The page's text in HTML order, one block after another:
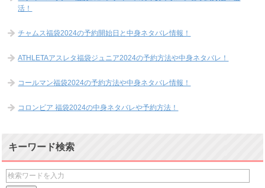
活！
チャムス福袋2024の予約開始日と中身ネタバレ情報！
ATHLETAアスレタ福袋ジュニア2024の予約方法や中身ネタバレ！
コールマン福袋2024の予約方法や中身ネタバレ情報！
コロンビア 福袋2024の中身ネタバレや予約方法！
キーワード検索